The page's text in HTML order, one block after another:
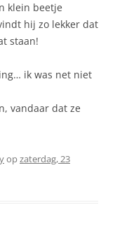
klein beetje
hij zo lekker dat
staan!
ik was net niet
vandaar dat ze
opzaterdag, 23